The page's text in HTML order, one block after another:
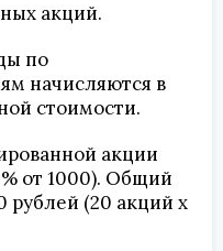
акций.
по
начисляются в
стоимости.
акции
от 1000). Общий
рублей (20 акций х